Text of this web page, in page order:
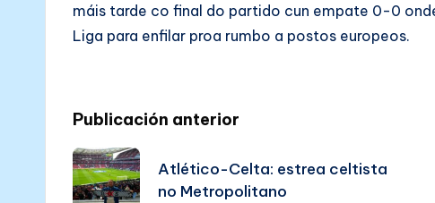
máis tarde co final do partido cun empate 0-0
Liga para enfilar proa rumbo a postos europeos.
Post
navigation
Publicación anterior
Atlético-Celta: estrea celtista
no Metropolitano